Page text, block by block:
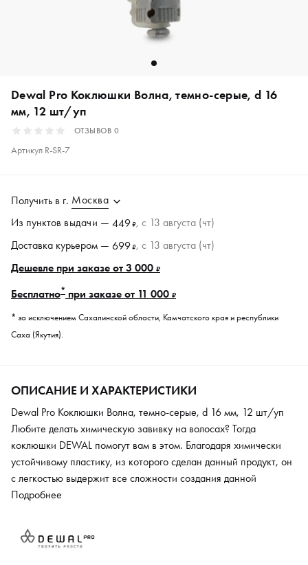
Dewal Pro Коклюшки Волна, темно-серые, d 16
мм, 12 шт/уп
ОТЗЫВОВ 0
Артикул R-SR-7
Получить в г. Москва
Из пунктов выдачи — 449₽, c 13 августа (чт)
Доставка курьером — 699₽, c 13 августа (чт)
Дешевле при заказе от 3 000 ₽
Бесплатно* при заказе от 11 000 ₽
* за исключением Сахалинской области, Камчатского края и республики
Саха (Якутия).
ОПИСАНИЕ И ХАРАКТЕРИСТИКИ
Dewal Pro Коклюшки Волна, темно-серые, d 16 мм, 12 шт/уп
Любите делать химическую завивку на волосах? Тогда
коклюшки DEWAL помогут вам в этом. Благодаря химически
устойчивому пластику, из которого сделан данный продукт, он
с легкостью выдержит все сложности создания данной
завивки. Также товар не подлежит обязательному
Подробнее